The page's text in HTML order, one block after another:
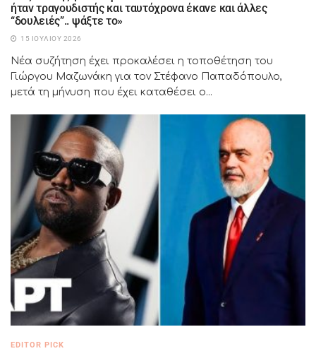
ήταν τραγουδιστής και ταυτόχρονα έκανε και άλλες
“δουλειές”.. ψάξτε το»
15 ΙΟΥΛΊΟΥ 2026
Νέα συζήτηση έχει προκαλέσει η τοποθέτηση του
Γιώργου Μαζωνάκη για τον Στέφανο Παπαδόπουλο,
μετά τη μήνυση που έχει καταθέσει ο...
EDITOR PICK